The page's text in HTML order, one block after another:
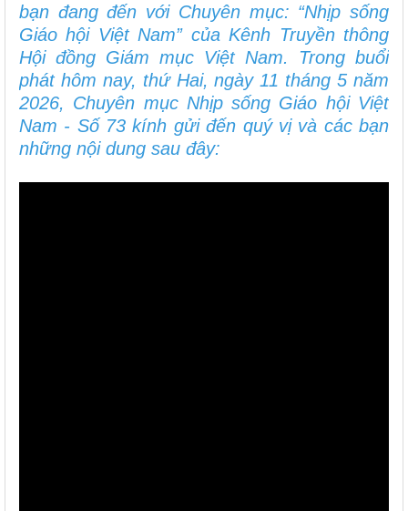
bạn đang đến với Chuyên mục: “Nhịp sống
Giáo hội Việt Nam” của Kênh Truyền thông
Hội đồng Giám mục Việt Nam. Trong buổi
phát hôm nay, thứ Hai, ngày 11 tháng 5 năm
2026, Chuyên mục Nhịp sống Giáo hội Việt
Nam - Số 73 kính gửi đến quý vị và các bạn
những nội dung sau đây: